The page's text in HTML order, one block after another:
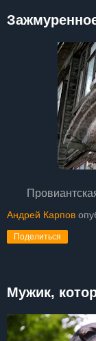
Андрей Карпов
Поделиться
Мужик,